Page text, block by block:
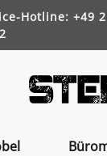
Hotline: +49